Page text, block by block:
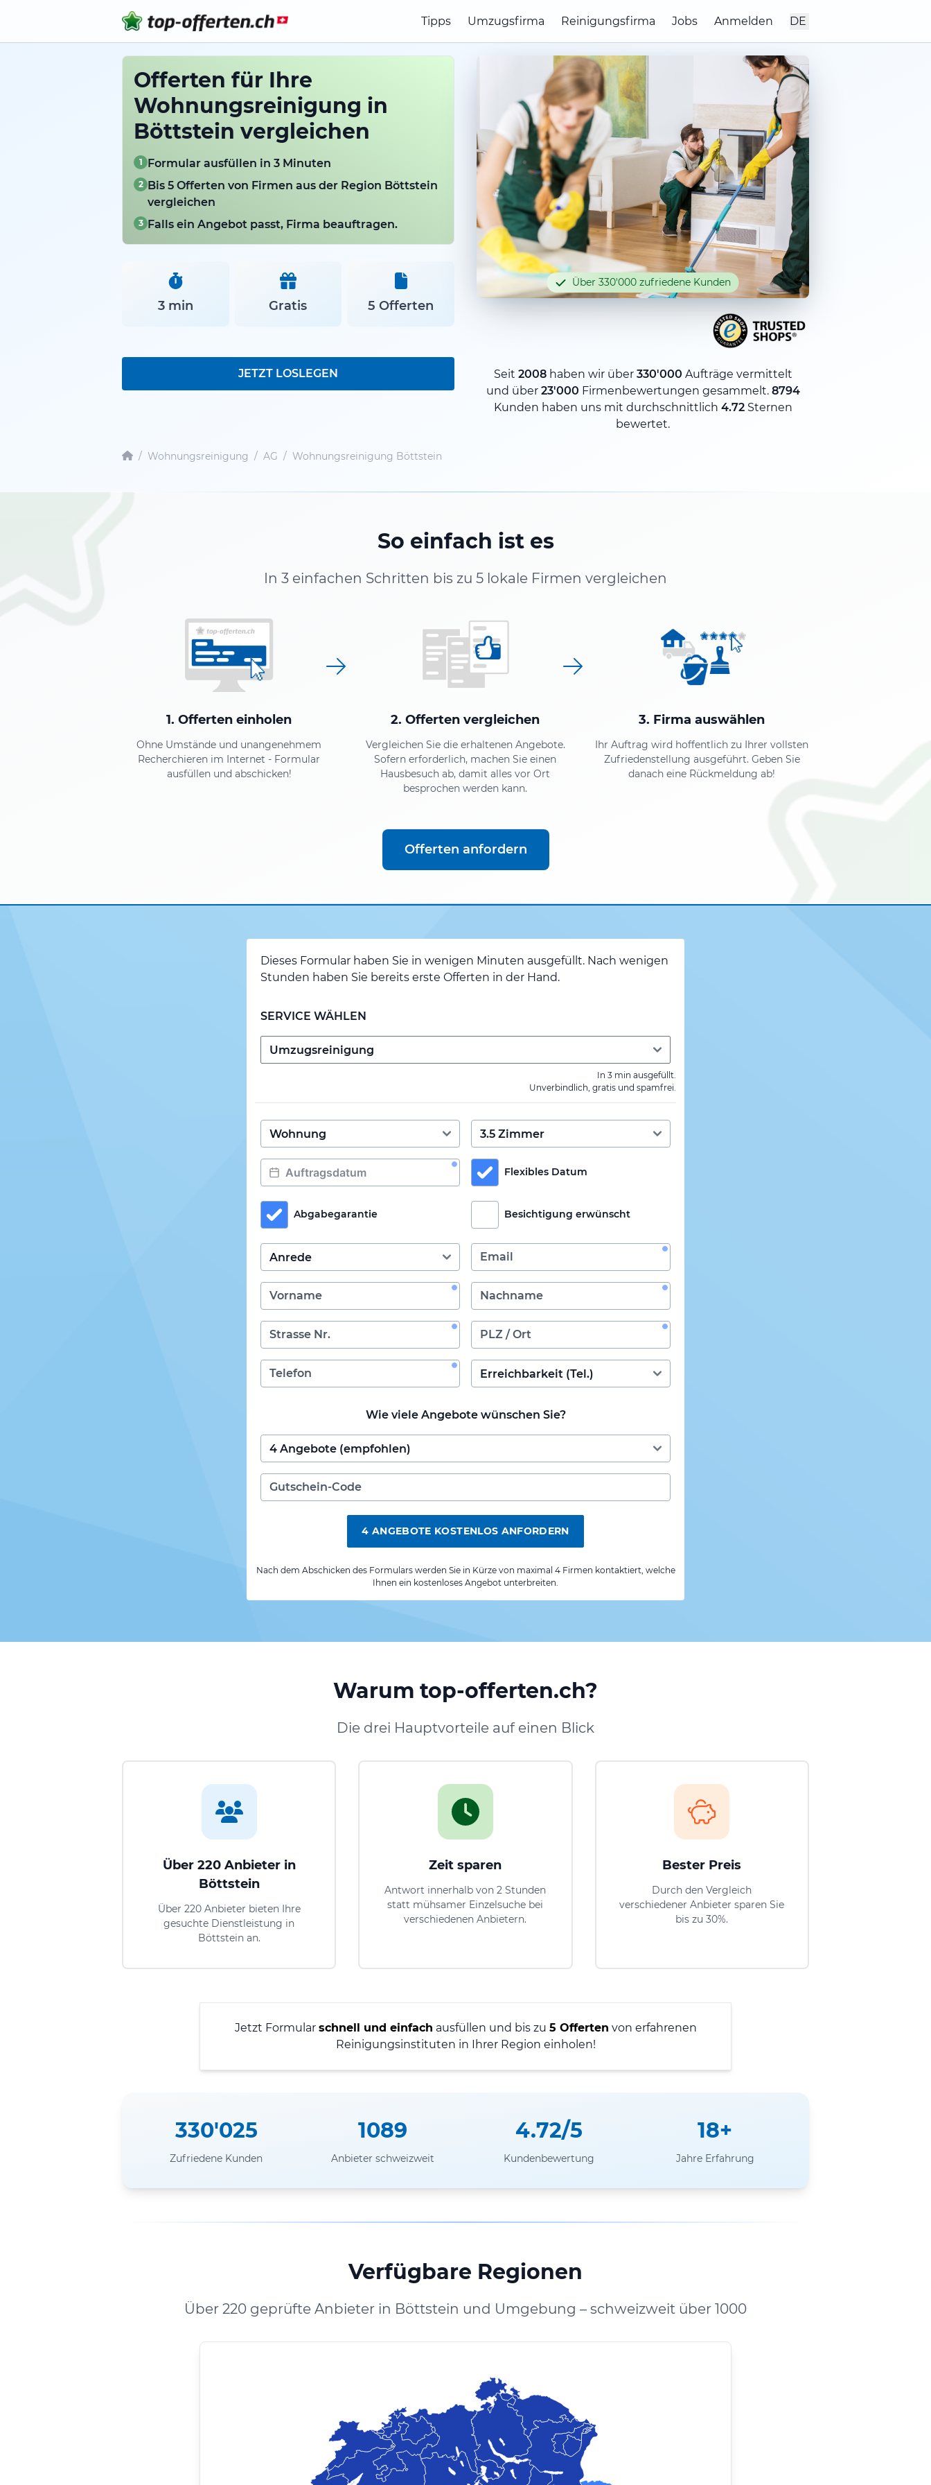
Tipps Umzugsfirma Reinigungsfirma Jobs Anmelden DE
Offerten für Ihre
Wohnungsreinigung in
Böttstein vergleichen
1 Formular ausfüllen in 3 Minuten
2 Bis 5 Offerten von Firmen aus der Region Böttstein
vergleichen
3 Falls ein Angebot passt, Firma beauftragen.
3 min Gratis 5 Offerten
JETZT LOSLEGEN
Über 330'000 zufriedene Kunden
Seit 2008haben wir über 330'000 Aufträge vermittelt
und über 23'000 Firmenbewertungen gesammelt. 8794
Kunden haben uns mit durchschnittlich 4.72Sternen
bewertet.
/ Wohnungsreinigung / AG / Wohnungsreinigung Böttstein
So einfach ist es
In 3 einfachen Schritten bis zu 5 lokale Firmen vergleichen
1. Offerten einholen
Ohne Umstände und unangenehmem
Recherchieren im Internet - Formular
ausfüllen und abschicken!
2. Offerten vergleichen
Vergleichen Sie die erhaltenen Angebote.
Sofern erforderlich, machen Sie einen
Hausbesuch ab, damit alles vor Ort
besprochen werden kann.
3. Firma auswählen
Ihr Auftrag wird hoffentlich zu Ihrer vollsten
Zufriedenstellung ausgeführt. Geben Sie
danach eine Rückmeldung ab!
Offerten anfordern
Dieses Formular haben Sie in wenigen Minuten ausgefüllt. Nach wenigen
Stunden haben Sie bereits erste Offerten in der Hand.
SERVICE WÄHLEN
In 3 min ausgefüllt.
Unverbindlich, gratis und spamfrei.
Flexibles Datum
Abgabegarantie Besichtigung erwünscht
Wie viele Angebote wünschen Sie?
4 ANGEBOTE KOSTENLOS ANFORDERN
Nach dem Abschicken des Formulars werden Sie in Kürze von maximal 4 Firmen kontaktiert, welche
Ihnen ein kostenloses Angebot unterbreiten.
Warum top-offerten.ch?
Die drei Hauptvorteile auf einen Blick
Über 220 Anbieter in
Böttstein
Über 220 Anbieter bieten Ihre
gesuchte Dienstleistung in
Böttstein an.
Zeit sparen
Antwort innerhalb von 2 Stunden
statt mühsamer Einzelsuche bei
verschiedenen Anbietern.
Bester Preis
Durch den Vergleich
verschiedener Anbieter sparen Sie
bis zu 30%.
Jetzt Formular schnell und einfach ausfüllen und bis zu 5 Offerten von erfahrenen
Reinigungsinstituten in Ihrer Region einholen!
330'025
Zufriedene Kunden
1089
Anbieter schweizweit
4.72/5
Kundenbewertung
18+
Jahre Erfahrung
Verfügbare Regionen
Über 220 geprüfte Anbieter in Böttstein und Umgebung – schweizweit über 1000